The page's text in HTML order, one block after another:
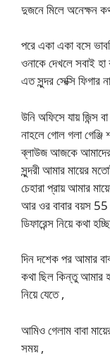
দুজনে মিলে অনেক্ষন
পরে একা একা বসে
ওনাকে দেখলে সবাই
এত সুন্দর সেক্সি ফিগার
উনি অফিসে যায় জিন্স
নাহলে গোল গলা গেঞ্জি
ব্লাউজ আজকে
সুন্দরী আমার মায়ের
চেহারা প্রায় আমার
আর ওর বাবার বয়স 55
ডিফারেন্স নিয়ে কথা
দিন দশেক পর আমার
কথা ছিল কিন্তু আমার
নিয়ে যেতে ,
আমিও গেলাম বাবা
সময় ,